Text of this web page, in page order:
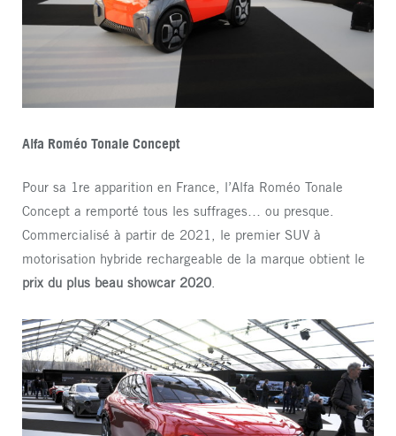
Alfa Roméo Tonale Concept
Pour sa 1re apparition en France, l’Alfa Roméo Tonale
Concept a remporté tous les suffrages… ou presque.
Commercialisé à partir de 2021, le premier SUV à
motorisation hybride rechargeable de la marque obtient le
prix du plus beau showcar 2020